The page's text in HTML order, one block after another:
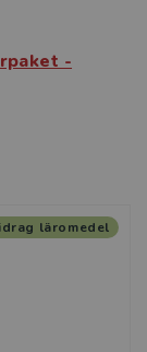
-
läromedel